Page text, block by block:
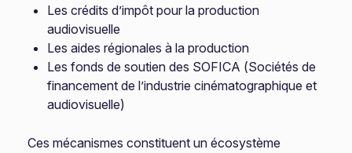
Les crédits d’impôt pour la production
audiovisuelle
Les aides régionales à la production
Les fonds de soutien des SOFICA (Sociétés de
financement de l’industrie cinématographique et
audiovisuelle)
Ces mécanismes constituent un écosystème